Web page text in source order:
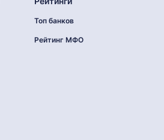
Топ банков
Рейтинг МФО